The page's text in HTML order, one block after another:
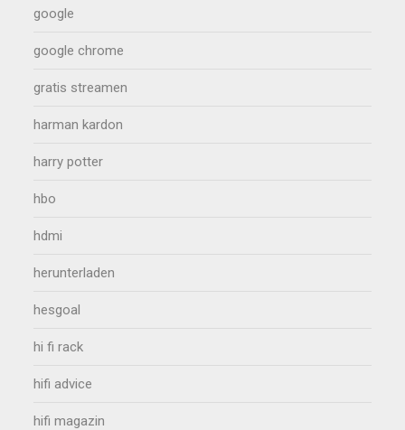
google
google chrome
gratis streamen
harman kardon
harry potter
hbo
hdmi
herunterladen
hesgoal
hi fi rack
hifi advice
hifi magazin